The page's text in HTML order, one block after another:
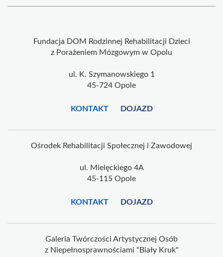
Fundacja DOM Rodzinnej Rehabilitacji Dzieci
z Porażeniem Mózgowym w Opolu
ul. K. Szymanowskiego 1
45-724 Opole
KONTAKT DOJAZD
Ośrodek Rehabilitacji Społecznej i Zawodowej
ul. Mielęckiego 4A
45-115 Opole
KONTAKT DOJAZD
Galeria Twórczości Artystycznej Osób
z Niepełnosprawnościami "Biały Kruk"